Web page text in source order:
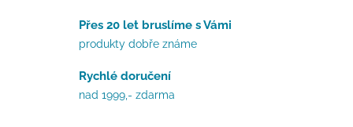
Přes 20 let bruslíme s Vámi
produkty dobře známe
Rychlé doručení
nad 1999,- zdarma